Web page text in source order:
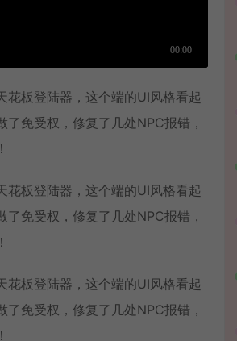
花板登陆器，这个端的UI风格看起
了免受权，修复了几处NPC报错，
花板登陆器，这个端的UI风格看起
了免受权，修复了几处NPC报错，
花板登陆器，这个端的UI风格看起
了免受权，修复了几处NPC报错，